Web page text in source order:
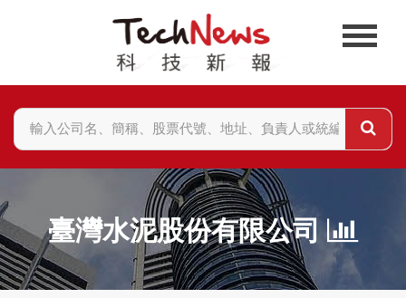
臺灣水泥股份有限公司